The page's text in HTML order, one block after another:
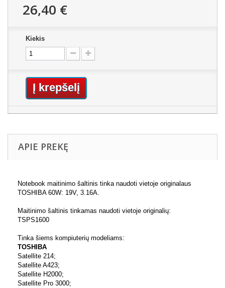
26,40 €
Kiekis
Į krepšelį
APIE PREKĘ
Notebook maitinimo šaltinis tinka naudoti vietoje originalaus
TOSHIBA 60W: 19V, 3.16A.
Maitinimo šaltinis tinkamas naudoti vietoje originalių:
TSPS1600
Tinka šiems kompiuterių modeliams:
TOSHIBA
Satellite 214;
Satellite A423;
Satellite H2000;
Satellite Pro 3000;